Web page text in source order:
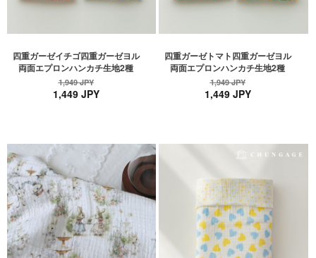
四重ガーゼイチゴ四重ガーゼヨル
両面エプロンハンカチ生地2種
1,949 JPY
1,449 JPY
四重ガーゼトマト四重ガーゼヨル
両面エプロンハンカチ生地2種
1,949 JPY
1,449 JPY